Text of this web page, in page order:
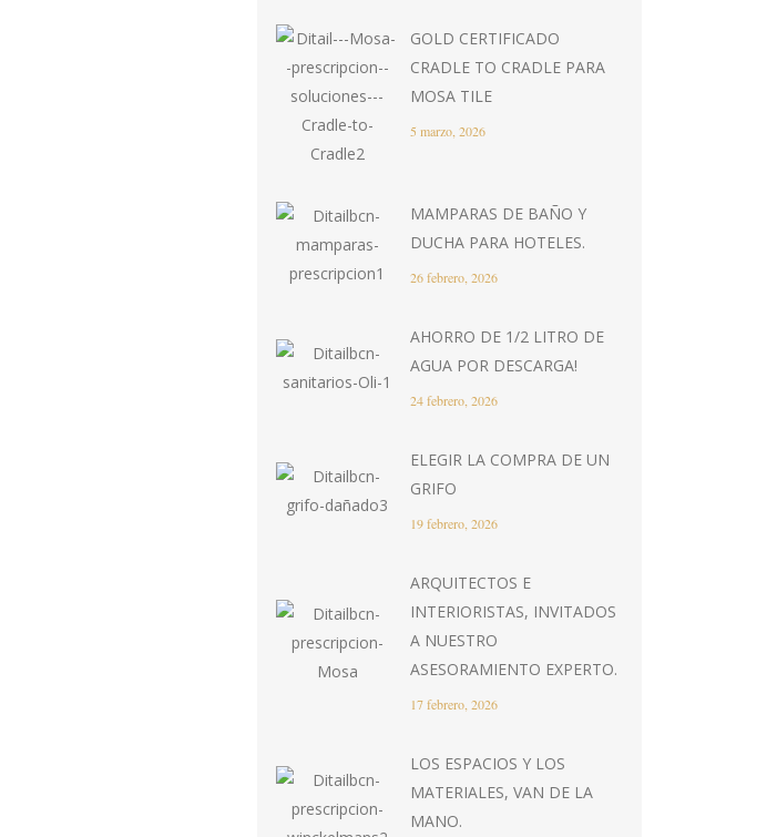
GOLD CERTIFICADO
CRADLE TO CRADLE PARA
MOSA TILE
5 marzo, 2026
MAMPARAS DE BAÑO Y
DUCHA PARA HOTELES.
26 febrero, 2026
AHORRO DE 1/2 LITRO DE
AGUA POR DESCARGA!
24 febrero, 2026
ELEGIR LA COMPRA DE UN
GRIFO
19 febrero, 2026
ARQUITECTOS E
INTERIORISTAS, INVITADOS
A NUESTRO
ASESORAMIENTO EXPERTO.
17 febrero, 2026
LOS ESPACIOS Y LOS
MATERIALES, VAN DE LA
MANO.